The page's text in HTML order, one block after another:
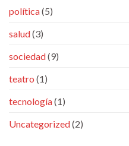
política(5)
salud(3)
sociedad(9)
teatro (1)
tecnología(1)
Uncategorized(2)